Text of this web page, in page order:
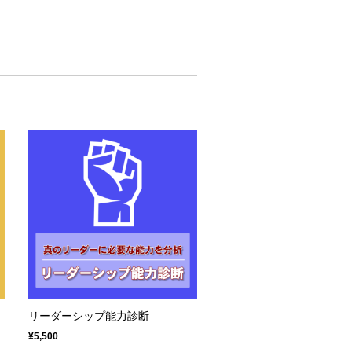
リーダーシップ能力診断
¥5,500